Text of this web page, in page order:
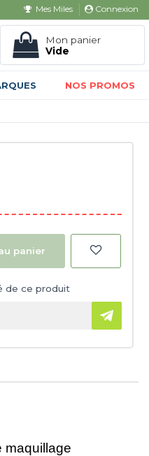
Mes Miles Connexion
Mon panier
Vide
NOS PROMOS
panier
de ce produit
maquillage